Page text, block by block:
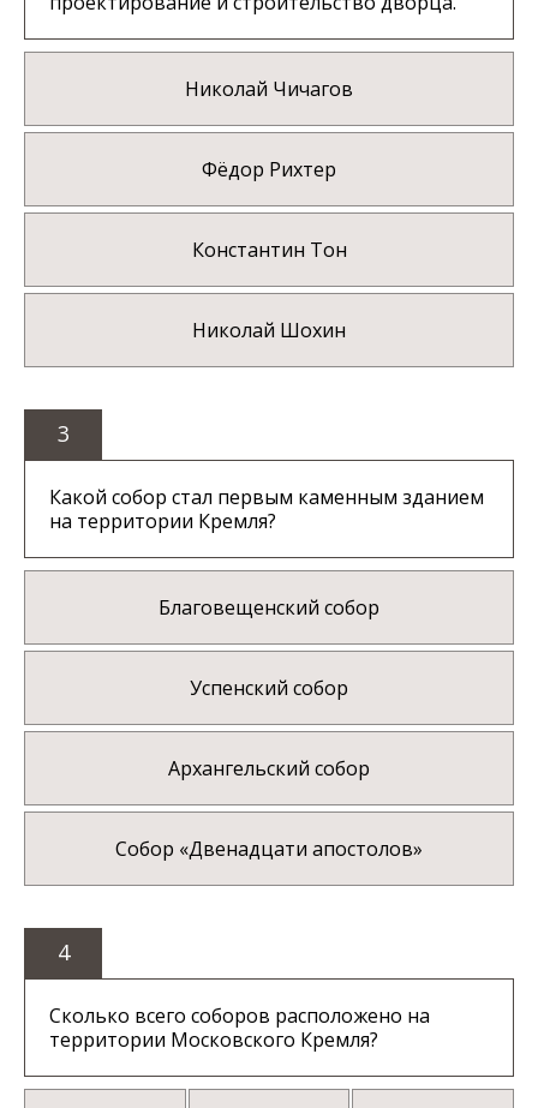
Николай Чичагов
Фёдор Рихтер
Константин Тон
Николай Шохин
3
Какой собор стал первым каменным зданием
на территории Кремля?
Благовещенский собор
Успенский собор
Архангельский собор
Собор «Двенадцати апостолов»
4
Сколько всего соборов расположено на
территории Московского Кремля?